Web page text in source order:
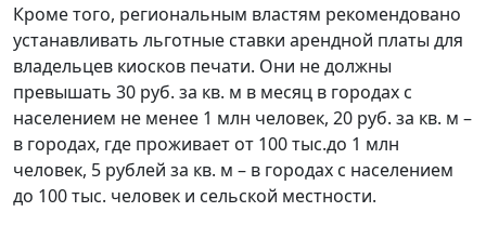
Кроме того, региональным властям рекомендовано
устанавливать льготные ставки арендной платы для
владельцев киосков печати. Они не должны
превышать 30 руб. за кв. м в месяц в городах с
населением не менее 1 млн человек, 20 руб. за кв. м –
в городах, где проживает от 100 тыс.до 1 млн
человек, 5 рублей за кв. м – в городах с населением
до 100 тыс. человек и сельской местности.